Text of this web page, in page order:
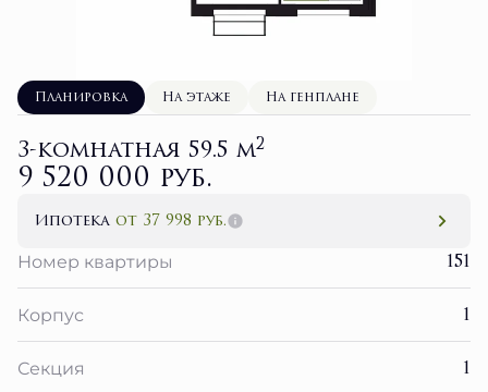
Планировка На этаже На генплане
3-комнатная 59.5 м2
9 520 000 руб.
Ипотека от 37 998 руб.
Номер квартиры
151
Корпус 1
Секция 1